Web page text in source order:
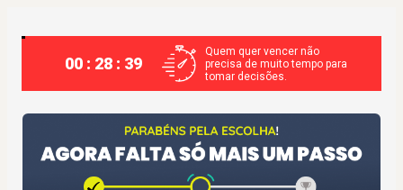
00 : 28 : 39
Quem quer vencer não
precisa de muito tempo para
tomar decisões.